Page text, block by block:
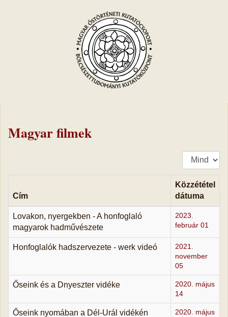
Magyar filmek
Tételek
#
Cím
Közzététel
dátuma
Lovakon, nyergekben - A honfoglaló
magyarok hadművészete
2023.
február 01
Honfoglalók hadszervezete - werk videó
2021.
november
05
Őseink és a Dnyeszter vidéke
2020. május
14
Őseink nyomában a Dél-Urál vidékén
2020. május